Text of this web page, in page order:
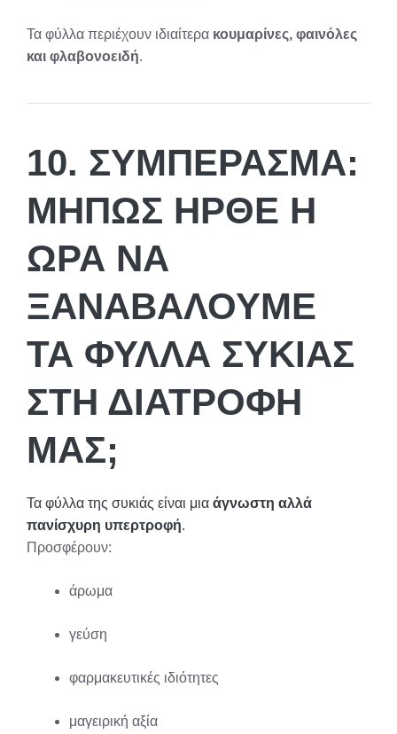
Τα φύλλα περιέχουν ιδιαίτερα κουμαρίνες, φαινόλες
και φλαβονοειδή.
10. ΣΥΜΠΈΡΑΣΜΑ:
ΜΉΠΩΣ ΉΡΘΕ Η
ΏΡΑ ΝΑ
ΞΑΝΑΒΆΛΟΥΜΕ
ΤΑ ΦΎΛΛΑ ΣΥΚΙΆΣ
ΣΤΗ ΔΙΑΤΡΟΦΉ
ΜΑΣ;
Τα φύλλα της συκιάς είναι μια άγνωστη αλλά
πανίσχυρη υπερτροφή.
Προσφέρουν:
άρωμα
γεύση
φαρμακευτικές ιδιότητες
μαγειρική αξία